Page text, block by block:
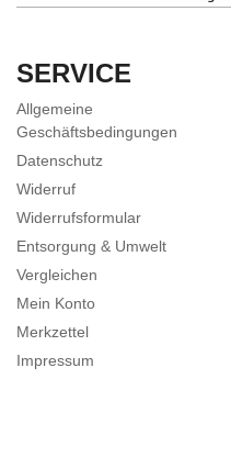
SERVICE
Allgemeine
Geschäftsbedingungen
Datenschutz
Widerruf
Widerrufsformular
Entsorgung & Umwelt
Vergleichen
Mein Konto
Merkzettel
Impressum